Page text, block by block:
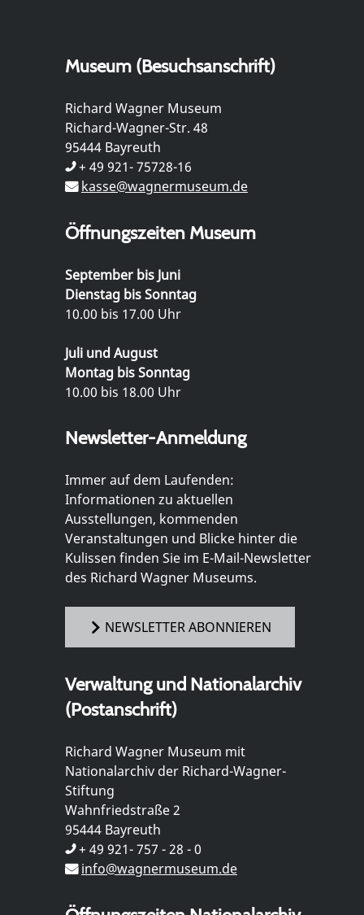
Museum (Besuchsanschrift)
Richard Wagner Museum
Richard-Wagner-Str. 48
95444 Bayreuth
+ 49 921- 75728-16
kasse@wagnermuseum.de
Öffnungszeiten Museum
September bis Juni
Dienstag bis Sonntag
10.00 bis 17.00 Uhr
Juli und August
Montag bis Sonntag
10.00 bis 18.00 Uhr
Newsletter-Anmeldung
Immer auf dem Laufenden:
Informationen zu aktuellen
Ausstellungen, kommenden
Veranstaltungen und Blicke hinter die
Kulissen finden Sie im E-Mail-Newsletter
des Richard Wagner Museums.
NEWSLETTER ABONNIEREN
Verwaltung und Nationalarchiv
(Postanschrift)
Richard Wagner Museum mit
Nationalarchiv der Richard-Wagner-
Stiftung
Wahnfriedstraße 2
95444 Bayreuth
+ 49 921- 757 - 28 - 0
info@wagnermuseum.de